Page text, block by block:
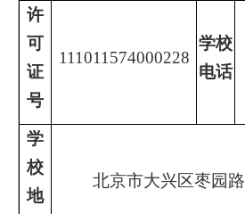
许
可
证
号
111011574000228
学校
电话
学
校
地
北京市大兴区枣园路